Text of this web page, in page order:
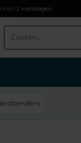
2 werkdagen